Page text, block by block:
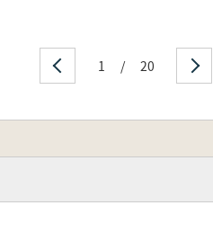
1 / 20